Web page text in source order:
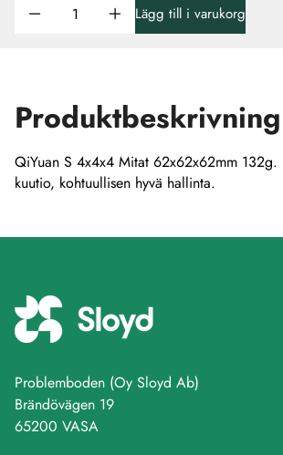
Lägg till i varukorg
Produktbeskrivning
QiYuan S 4x4x4 Mitat 62x62x62mm 132g.
kuutio, kohtuullisen hyvä hallinta.
Problemboden (Oy Sloyd Ab)
Brändövägen 19
65200 VASA